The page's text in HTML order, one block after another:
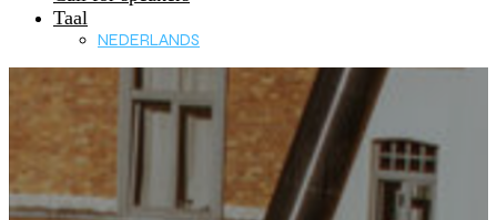
Taal
NEDERLANDS